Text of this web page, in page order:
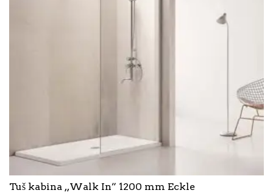
Tuš kabina ,,Walk In” 1200 mm Eckle